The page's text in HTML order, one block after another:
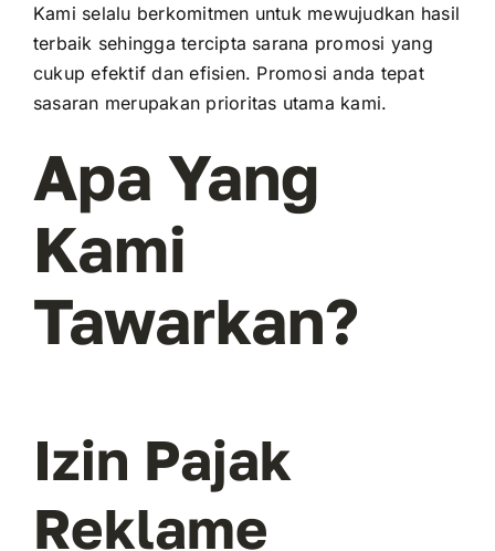
Kami selalu berkomitmen untuk mewujudkan hasil
terbaik sehingga tercipta sarana promosi yang
cukup efektif dan efisien. Promosi anda tepat
sasaran merupakan prioritas utama kami.
Apa Yang
Kami
Tawarkan?
Izin Pajak
Reklame